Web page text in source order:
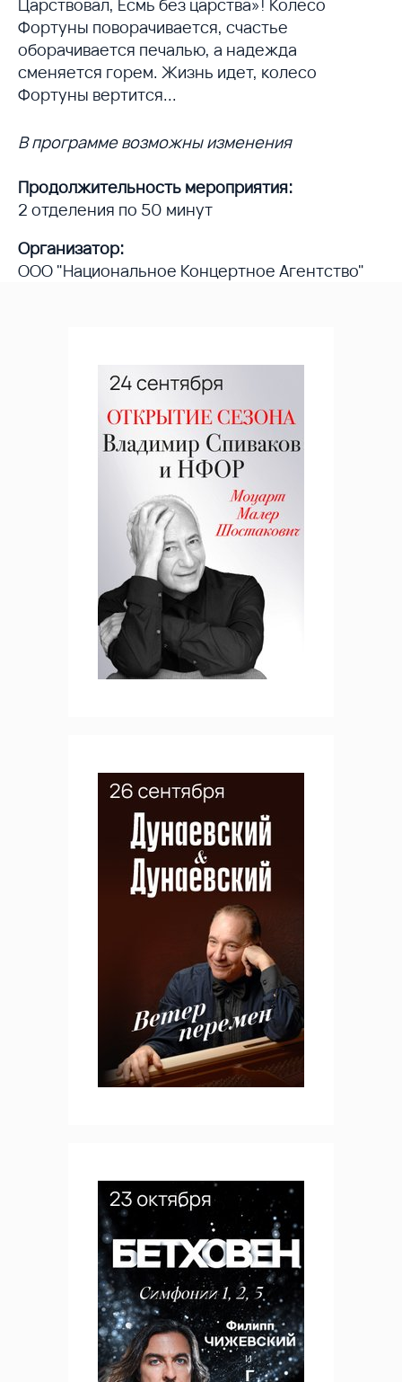
Фортуны поворачивается, счастье
оборачивается печалью, а надежда
сменяется горем. Жизнь идет, колесо
Фортуны вертится...
В программе возможны изменения
Продолжительность мероприятия:
2 отделения по 50 минут
Организатор:
ООО "Национальное Концертное Агентство"